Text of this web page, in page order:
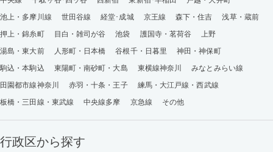
池上・多摩川線
世田谷線 経堂･成城 京王線 森下・住吉
浅草・蔵前
押上・錦糸町
目白・雑司が谷 池袋 護国寺・茗荷谷
上野
湯島・東大前
人形町・日本橋 谷根千・日暮里
神田・神保町
駒込・本駒込
東陽町・南砂町・大島 東横線神奈川
みなとみらい線
田園都市線神奈川
赤羽・十条・王子
練馬・大江戸線・西武線
板橋・三田線・東武線
中央線多摩 京急線 その他
行政区から探す